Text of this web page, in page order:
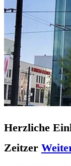
Herzliche
Zeitzer